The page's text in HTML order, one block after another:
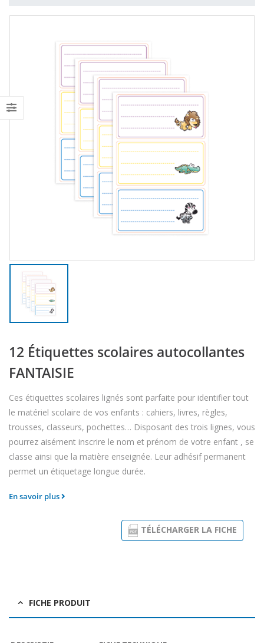
12 Étiquettes scolaires autocollantes
FANTAISIE
Ces étiquettes scolaires lignés sont parfaite pour identifier tout
le matériel scolaire de vos enfants : cahiers, livres, règles,
trousses, classeurs, pochettes… Disposant des trois lignes, vous
pourrez aisément inscrire le nom et prénom de votre enfant , se
classe ainsi que la matière enseignée. Leur adhésif permanent
permet un étiquetage longue durée.
TÉLÉCHARGER LA FICHE
En savoir plus
FICHE PRODUIT